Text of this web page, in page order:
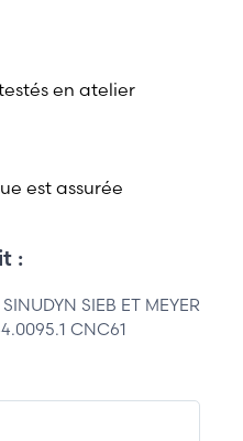
en atelier
est assurée
:
SIEB ET MEYER
CNC61